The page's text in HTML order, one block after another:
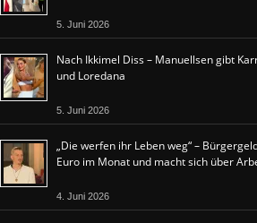
5. Juni 2026
Nach Ikkimel Diss – Manuellsen gibt
und Loredana
5. Juni 2026
„Die werfen ihr Leben weg“ –
Euro im Monat und macht sich über
4. Juni 2026